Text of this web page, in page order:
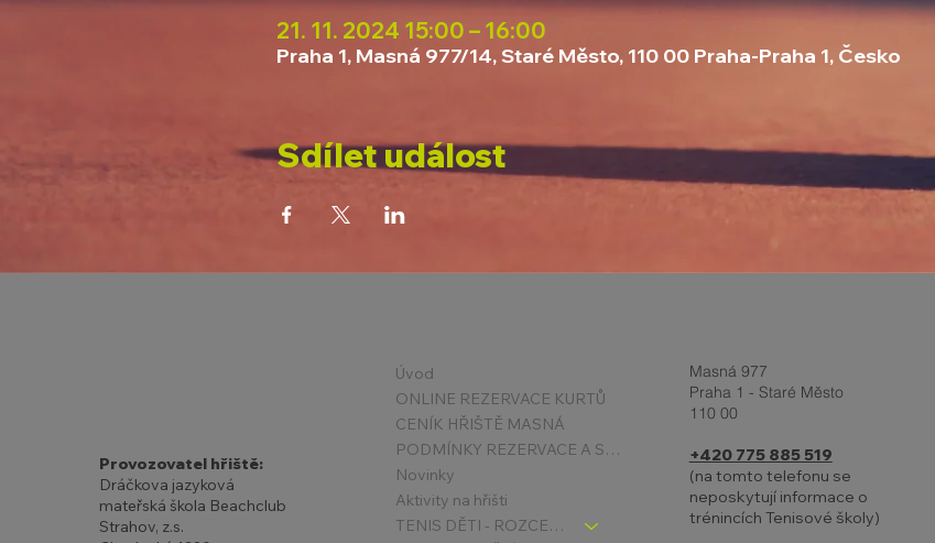
21. 11. 2024 15:00 – 16:00
Praha 1, Masná 977/14, Staré Město, 110 00 Praha-Praha 1, Česko
Sdílet událost
Provozovatel hřiště:
Dráčkova jazyková
mateřská škola Beachclub
Strahov, z.s.
Úvod
ONLINE REZERVACE KURTŮ
CENÍK HŘIŠTĚ MASNÁ
PODMÍNKY REZERVACE A STORNA
Novinky
Aktivity na hřišti
TENIS DĚTI - ROZCESTNÍK
Masná 977
Praha 1 - Staré Město
110 00
+420 775 885 519
(na tomto telefonu se
neposkytují informace o
trénincích Tenisové školy)